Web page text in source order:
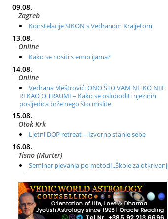
09.08.
Zagreb
Konstelacije SIKON s Vedranom Kraljetom
13.08.
Online
Kako se nositi s emocijama?
14.08.
Online
Vedrana Meštrović: ONO ŠTO VAM NITKO NIJE
REKAO O TRAUMI – Kako se osloboditi njezinih
posljedica brže nego što mislite
15.08.
Otok Krk
Ljetni DOP retreat – Izvorno stanje sebe
16.08.
Tisno (Murter)
Seminar pjevanja po metodi „Škole za
glasa“
20.08.
Online
Radionica: Pomagači iz drugih dimenzija Online –
otvoreno za sve